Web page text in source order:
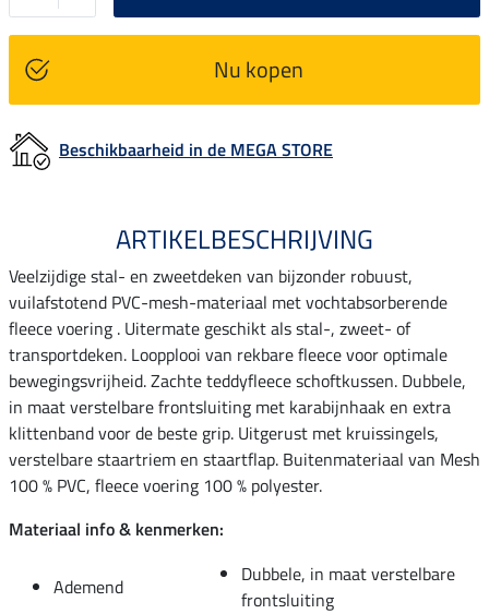
Nu kopen
Beschikbaarheid in de MEGA STORE
ARTIKELBESCHRIJVING
Veelzijdige stal- en zweetdeken van bijzonder robuust,
vuilafstotend PVC-mesh-materiaal met vochtabsorberende
fleece voering . Uitermate geschikt als stal-, zweet- of
transportdeken. Loopplooi van rekbare fleece voor optimale
bewegingsvrijheid. Zachte teddyfleece schoftkussen. Dubbele,
in maat verstelbare frontsluiting met karabijnhaak en extra
klittenband voor de beste grip. Uitgerust met kruissingels,
verstelbare staartriem en staartflap. Buitenmateriaal van Mesh
100 % PVC, fleece voering 100 % polyester.
Materiaal info & kenmerken:
Ademend
Dubbele, in maat verstelbare
frontsluiting